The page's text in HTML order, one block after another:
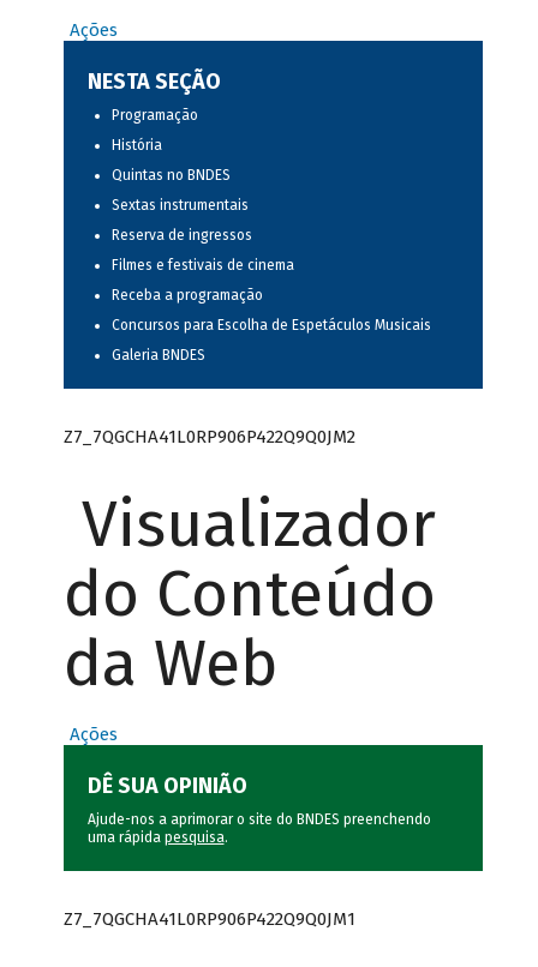
Ações
NESTA SEÇÃO
Programação
História
Quintas no BNDES
Sextas instrumentais
Reserva de ingressos
Filmes e festivais de cinema
Receba a programação
Concursos para Escolha de Espetáculos Musicais
Galeria BNDES
Z7_7QGCHA41L0RP906P422Q9Q0JM2
Visualizador
do Conteúdo
da Web
Ações
DÊ SUA OPINIÃO
Ajude-nos a aprimorar o site do BNDES preenchendo
uma rápida pesquisa.
Z7_7QGCHA41L0RP906P422Q9Q0JM1